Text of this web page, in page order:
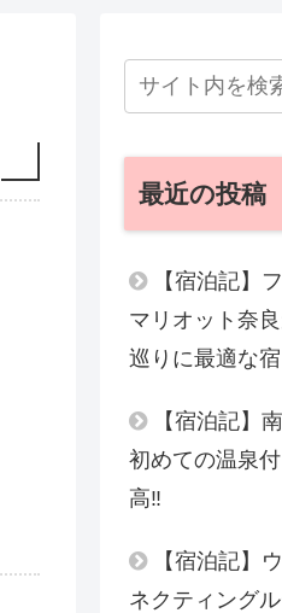
最近の投稿
【宿泊記】
マリオット奈
巡りに最適な宿
【宿泊記】
初めての温泉
高‼︎
【宿泊記】
ネクティング